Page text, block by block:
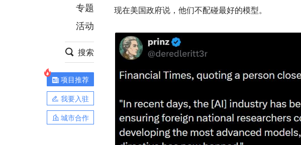
项目推荐
安徽
专题
活动
搜索
项目推荐
我要入驻
城市合作
现在美国政府说，他们不配碰最好的模型。